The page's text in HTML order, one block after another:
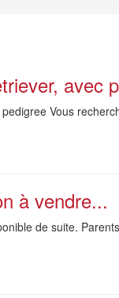
avec
Vous
à vendre...
de suite.